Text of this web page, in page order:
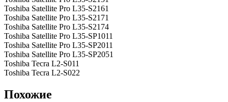
Toshiba Satellite Pro L35-S2161
Toshiba Satellite Pro L35-S2171
Toshiba Satellite Pro L35-S2174
Toshiba Satellite Pro L35-SP1011
Toshiba Satellite Pro L35-SP2011
Toshiba Satellite Pro L35-SP2051
Toshiba Tecra L2-S011
Toshiba Tecra L2-S022
Похожие